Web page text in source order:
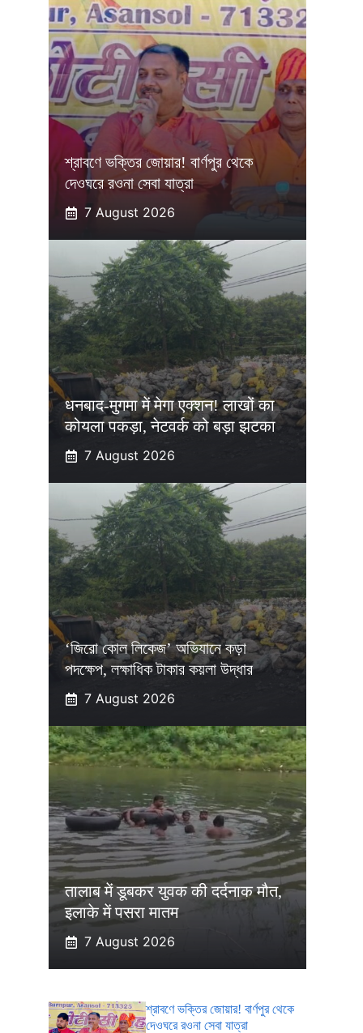
শ্রাবণে ভক্তির জোয়ার! বার্ণপুর থেকে
দেওঘরে রওনা সেবা যাত্রা
7 August 2026
धनबाद-मुगमा में मेगा एक्शन! लाखों का
कोयला पकड़ा, नेटवर्क को बड़ा झटका
7 August 2026
‘জিরো কোল লিকেজ’ অভিযানে কড়া
পদক্ষেপ, লক্ষাধিক টাকার কয়লা উদ্ধার
7 August 2026
तालाब में डूबकर युवक की दर्दनाक मौत,
इलाके में पसरा मातम
7 August 2026
শ্রাবণে ভক্তির জোয়ার! বার্ণপুর থেকে
দেওঘরে রওনা সেবা যাত্রা